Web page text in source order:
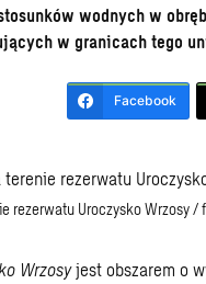
wodnych w
w granicach tego
Facebook
rezerwatu Uroczysko Wrzosy
Wrzosyjest obszarem o